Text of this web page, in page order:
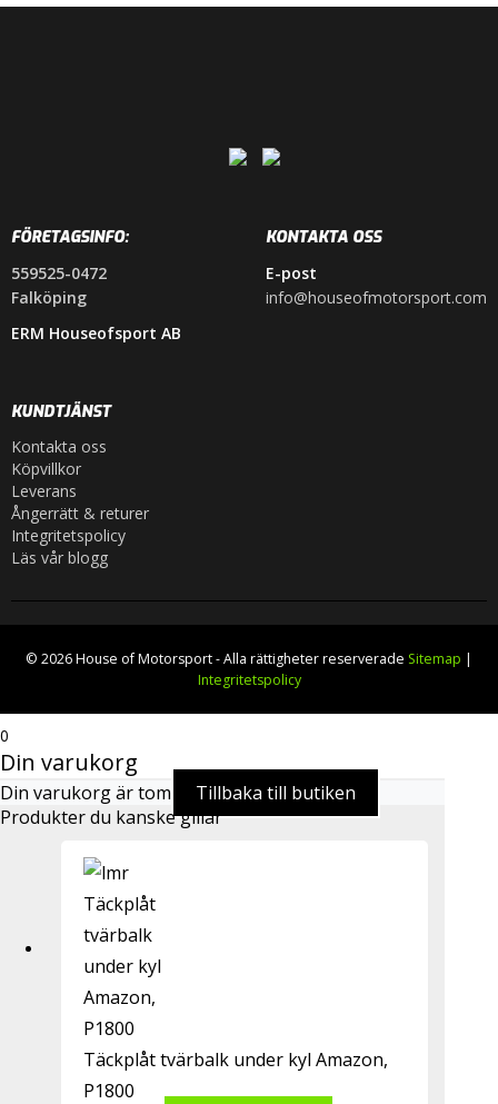
FÖRETAGSINFO:
559525-0472
Falköping
ERM Houseofsport AB
KONTAKTA OSS
E-post
info@houseofmotorsport.com
KUNDTJÄNST
Kontakta oss
Köpvillkor
Leverans
Ångerrätt & returer
Integritetspolicy
Läs vår blogg
© 2026 House of Motorsport - Alla rättigheter reserverade Sitemap |
Integritetspolicy
0
Din varukorg
Din varukorg är tom
Tillbaka till butiken
Produkter du kanske gillar
Täckplåt tvärbalk under kyl Amazon,
P1800